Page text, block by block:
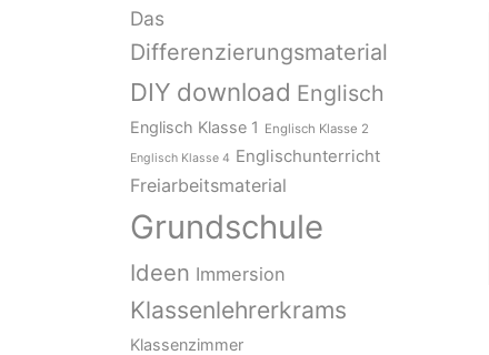
Das
Differenzierungsmaterial
DIY download Englisch
Englisch Klasse 1 Englisch Klasse 2
Englisch Klasse 4 Englischunterricht
Freiarbeitsmaterial
Grundschule
Ideen Immersion
Klassenlehrerkrams
Klassenzimmer